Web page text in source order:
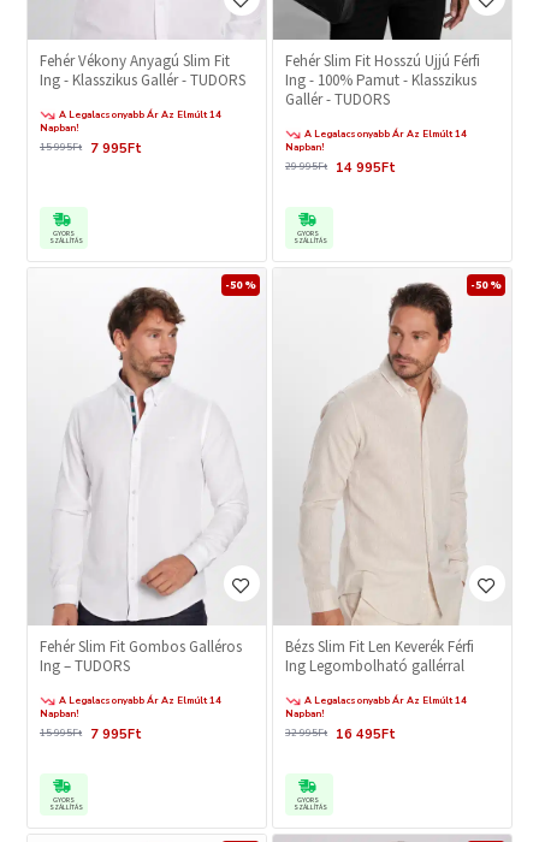
Fehér Vékony Anyagú Slim Fit
Ing - Klasszikus Gallér - TUDORS
A Legalacsonyabb Ár Az Elmúlt 14
Napban!
7 995Ft
15 995Ft
GYORS
SZÁLLÍTÁS
Fehér Slim Fit Hosszú Ujjú Férfi
Ing - 100% Pamut - Klasszikus
Gallér - TUDORS
A Legalacsonyabb Ár Az Elmúlt 14
Napban!
14 995Ft
29 995Ft
GYORS
SZÁLLÍTÁS
-50 %
Fehér Slim Fit Gombos Galléros
Ing – TUDORS
A Legalacsonyabb Ár Az Elmúlt 14
Napban!
7 995Ft
15 995Ft
GYORS
SZÁLLÍTÁS
-50 %
Bézs Slim Fit Len Keverék Férfi
Ing Legombolható gallérral
A Legalacsonyabb Ár Az Elmúlt 14
Napban!
16 495Ft
32 995Ft
GYORS
SZÁLLÍTÁS